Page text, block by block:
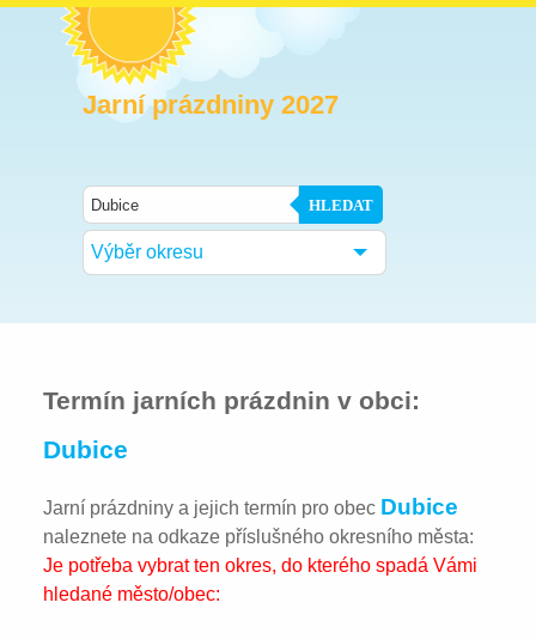
Jarní prázdniny 2027
HLEDAT
Výběr okresu
Termín jarních prázdnin v obci:
Dubice
Jarní prázdniny a jejich termín pro obec Dubice
naleznete na odkaze příslušného okresního města:
Je potřeba vybrat ten okres, do kterého spadá Vámi
hledané město/obec: